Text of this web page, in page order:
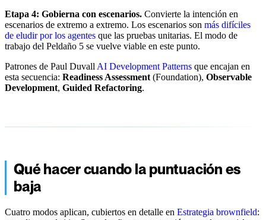
Etapa 4: Gobierna con escenarios. Convierte la intención en
escenarios de extremo a extremo. Los escenarios son más difíciles
de eludir por los agentes que las pruebas unitarias. El modo de
trabajo del Peldaño 5 se vuelve viable en este punto.
Patrones de Paul Duvall AI Development Patterns que encajan en
esta secuencia: Readiness Assessment (Foundation), Observable
Development, Guided Refactoring.
Qué hacer cuando la puntuación es
baja
Cuatro modos aplican, cubiertos en detalle en Estrategia brownfield: